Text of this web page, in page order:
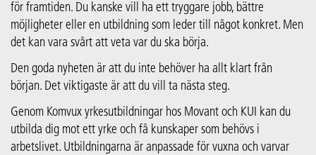
för framtiden. Du kanske vill ha ett tryggare jobb, bättre
möjligheter eller en utbildning som leder till något konkret. Men
det kan vara svårt att veta var du ska börja.
Den goda nyheten är att du inte behöver ha allt klart från
början. Det viktigaste är att du vill ta nästa steg.
Genom Komvux yrkesutbildningar hos Movant och KUI kan du
utbilda dig mot ett yrke och få kunskaper som behövs i
arbetslivet. Utbildningarna är anpassade för vuxna och varvar